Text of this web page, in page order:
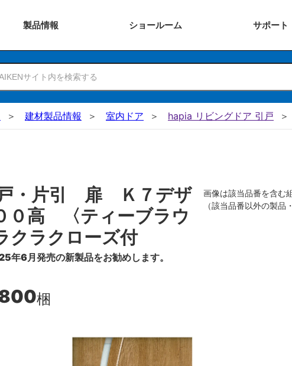
製品情報 ショールーム サポート
建材製品情報 室内ドア hapia リビングドア 引戸
・片引 扉 Ｋ７デザ
高 〈ティーブラウ
ラクローズ付
年6月発売の新製品をお勧めします。
梱
画像は該当品番を含む
（該当品番以外の製品